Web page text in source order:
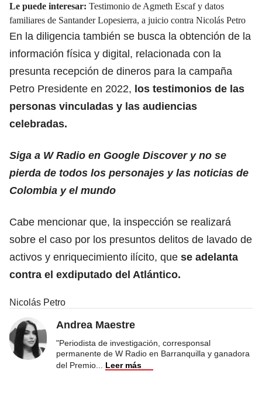
Le puede interesar: Testimonio de Agmeth Escaf y datos
familiares de Santander Lopesierra, a juicio contra Nicolás Petro
En la diligencia también se busca la obtención de la
información física y digital, relacionada con la
presunta recepción de dineros para la campaña
Petro Presidente en 2022, los testimonios de las
personas vinculadas y las audiencias
celebradas.
Siga a W Radio en Google Discover y no se
pierda de todos los personajes y las noticias de
Colombia y el mundo
Cabe mencionar que, la inspección se realizará
sobre el caso por los presuntos delitos de lavado de
activos y enriquecimiento ilícito, que se adelanta
contra el exdiputado del Atlántico.
Nicolás Petro
Andrea Maestre
"Periodista de investigación, corresponsal
permanente de W Radio en Barranquilla y ganadora
del Premio
Leer más